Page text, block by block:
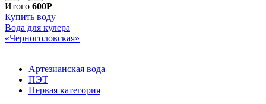
Итого 600Р
Купить воду
Вода для кулера
«Черноголовская»
Артезианская вода
ПЭТ
Первая категория